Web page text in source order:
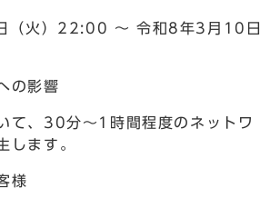
（火）22:00 ～ 令和8年3月10日
の影響
て、30分～1時間程度のネットワ
します。
様